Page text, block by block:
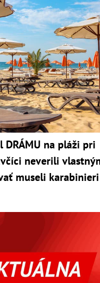
DRÁMU na pláži pri
neverili
museli karabinieri